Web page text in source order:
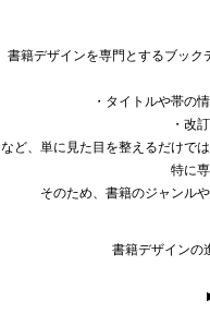
書籍デザインを専門とするブック
・タイトルや帯の
・改
など、単に見た目を整えるだけで
特に
そのため、書籍のジャンル
書籍デザインの